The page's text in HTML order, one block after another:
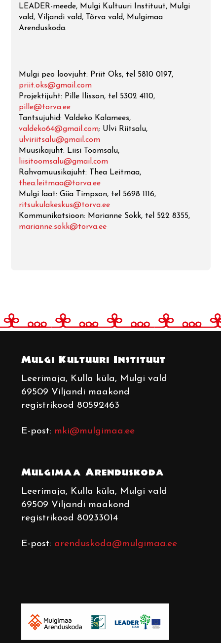
LEADER-meede, Mulgi Kultuuri Instituut, Mulgi
vald, Viljandi vald, Tõrva vald, Mulgimaa
Arenduskoda.
Mulgi peo loovjuht: Priit Oks, tel 5810 0197,
priit.oks@gmail.com
Projektijuht: Pille Ilisson, tel 5302 4110,
pille@torva.ee
Tantsujuhid: Valdeko Kalamees,
valdeko64@gmail.com; Ulvi Riitsalu,
ulviriitsalu@gmail.com
Muusikajuht: Liisi Toomsalu,
liisitoomsalu@gmail.com
Rahvamuusikajuht: Thea Leitmaa,
thea.leitmaa@torva.ee
Mulgi laat: Giia Timpson, tel 5698 1116,
ritsukulakeskus@torva.ee
Kommunikatsioon: Marianne Sokk, tel 522 8355,
marianne.sokk@torva.ee
Mulgi Kultuuri Instituut
Leerimaja, Kulla küla, Mulgi vald
69509 Viljandi maakond
registrikood 80592463
E-post: mki@mulgimaa.ee
Mulgimaa Arenduskoda
Leerimaja, Kulla küla, Mulgi vald
69509 Viljandi maakond
registrikood 80233014
E-post: arenduskoda@mulgimaa.ee